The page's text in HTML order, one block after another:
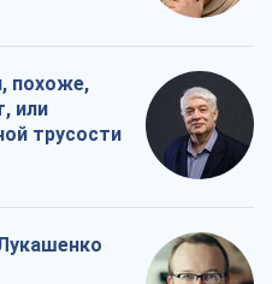
похоже,
или
трусости